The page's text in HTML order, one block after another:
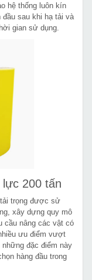
hệ thống luôn kín
sau khi hạ tải và
gian sử dụng.
200 tấn
trọng được sử
xây dựng quy mô
cầu nâng các vật có
ưu điểm vượt
đặc điểm này
hàng đầu trong